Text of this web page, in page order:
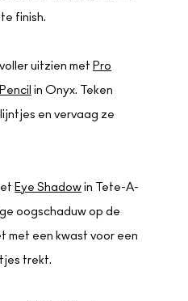
finish.
uitzien met Pro
in Onyx. Teken
en vervaag ze
Eye Shadow in Tete-A-
oogschaduw op de
met een kwast voor een
trekt.